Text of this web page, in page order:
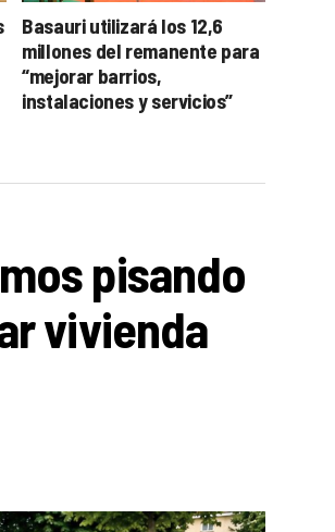
Basauri utilizará los 12,6
millones del remanente para
“mejorar barrios,
instalaciones y servicios”
pisando
vivienda